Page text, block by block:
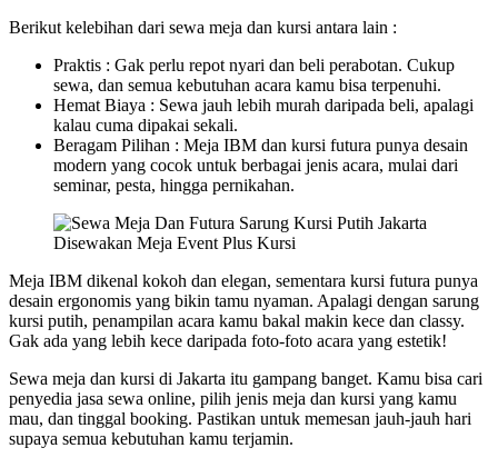
Berikut kelebihan dari sewa meja dan kursi antara lain :
Praktis : Gak perlu repot nyari dan beli perabotan. Cukup
sewa, dan semua kebutuhan acara kamu bisa terpenuhi.
Hemat Biaya : Sewa jauh lebih murah daripada beli, apalagi
kalau cuma dipakai sekali.
Beragam Pilihan : Meja IBM dan kursi futura punya desain
modern yang cocok untuk berbagai jenis acara, mulai dari
seminar, pesta, hingga pernikahan.
Disewakan Meja Event Plus Kursi
Meja IBM dikenal kokoh dan elegan, sementara kursi futura punya
desain ergonomis yang bikin tamu nyaman. Apalagi dengan sarung
kursi putih, penampilan acara kamu bakal makin kece dan classy.
Gak ada yang lebih kece daripada foto-foto acara yang estetik!
Sewa meja dan kursi di Jakarta itu gampang banget. Kamu bisa cari
penyedia jasa sewa online, pilih jenis meja dan kursi yang kamu
mau, dan tinggal booking. Pastikan untuk memesan jauh-jauh hari
supaya semua kebutuhan kamu terjamin.